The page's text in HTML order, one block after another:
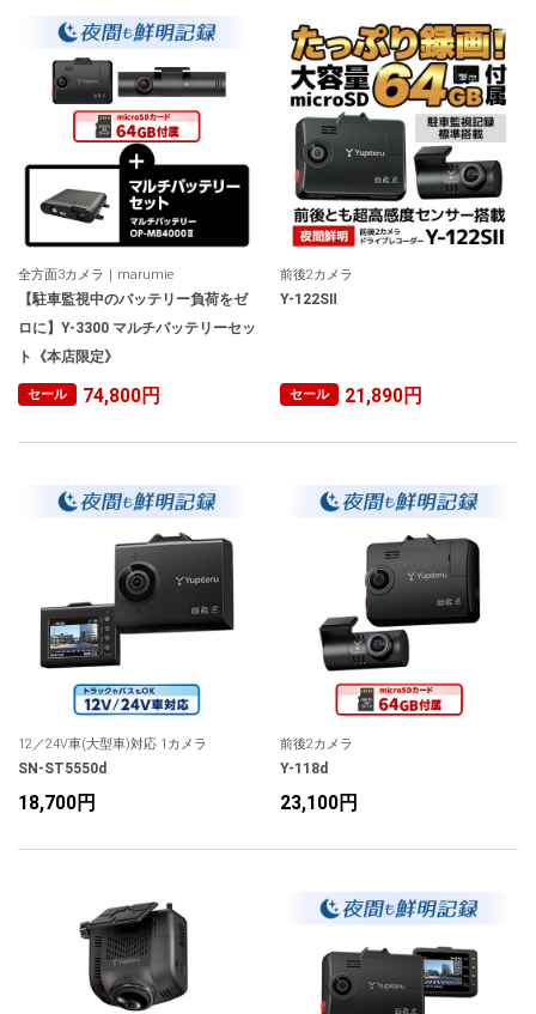
全方面3カメラ｜marumie
【駐車監視中のバッテリー負荷をゼ
ロに】Y-3300 マルチバッテリーセッ
ト《本店限定》
セール 74,800円
前後2カメラ
Y-122SⅡ
セール 21,890円
12／24V車(大型車)対応 1カメラ
SN-ST5550d
18,700円
前後2カメラ
Y-118d
23,100円